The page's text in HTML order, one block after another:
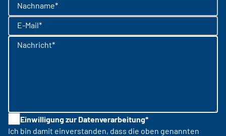
Nachname*
E-Mail*
Nachricht*
Einwilligung zur Datenverarbeitung*
Ich bin damit einverstanden, dass die oben genannten